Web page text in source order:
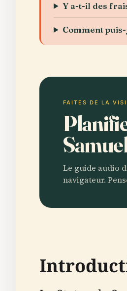
Y a-t-il des
Comment
FAITES DE LA
Le guide audio
navigateur.